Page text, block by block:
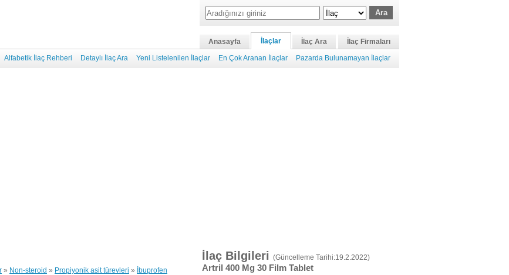
Anasayfa İlaçlar İlaç Ara
İlaç Firmaları
Alfabetik İlaç Rehberi
Detaylı İlaç Ara Yeni Listelenilen İlaçlar En Çok Aranan İlaçlar Pazarda Bulunamayan İlaçlar
» Non-steroid » Propiyonik asit türevleri » İbuprofen
İlaç Bilgileri (Güncelleme Tarihi:19.2.2022)
Artril 400 Mg 30 Film Tablet